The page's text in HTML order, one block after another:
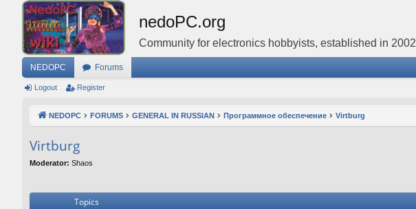
nedoPC.org
Community for electronics hobbyists, established in 2002
NEDOPC Forums
Logout Register
NEDOPC FORUMS GENERAL IN RUSSIAN Программное обеспечение Virtburg
Virtburg
Moderator: Shaos
Topics